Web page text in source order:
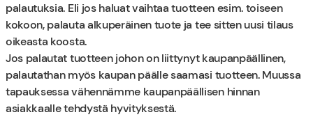
palautuksia. Eli jos haluat vaihtaa tuotteen esim. toiseen
kokoon, palauta alkuperäinen tuote ja tee sitten uusi tilaus
oikeasta koosta.
Jos palautat tuotteen johon on liittynyt kaupanpäällinen,
palautathan myös kaupan päälle saamasi tuotteen. Muussa
tapauksessa vähennämme kaupanpäällisen hinnan
asiakkaalle tehdystä hyvityksestä.